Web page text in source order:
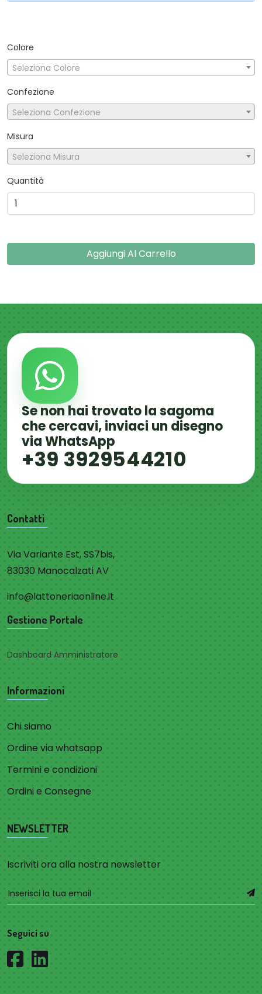
Colore
Seleziona Colore
Confezione
Seleziona Confezione
Misura
Seleziona Misura
Quantità
Aggiungi Al Carrello
Se non hai trovato la sagoma
che cercavi, inviaci un disegno
via WhatsApp
+39 3929544210
Contatti
Via Variante Est, SS7bis,
83030 Manocalzati AV
info@lattoneriaonline.it
Gestione Portale
Dashboard Amministratore
Informazioni
Chi siamo
Ordine via whatsapp
Termini e condizioni
Ordini e Consegne
NEWSLETTER
Iscriviti ora alla nostra newsletter
Seguici su